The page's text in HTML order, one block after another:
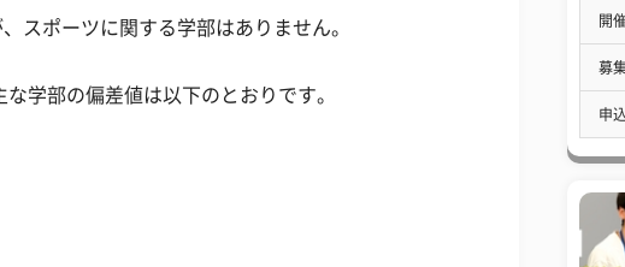
スポーツに関する学部はありません。
学部の偏差値は以下のとおりです。
開
募
申